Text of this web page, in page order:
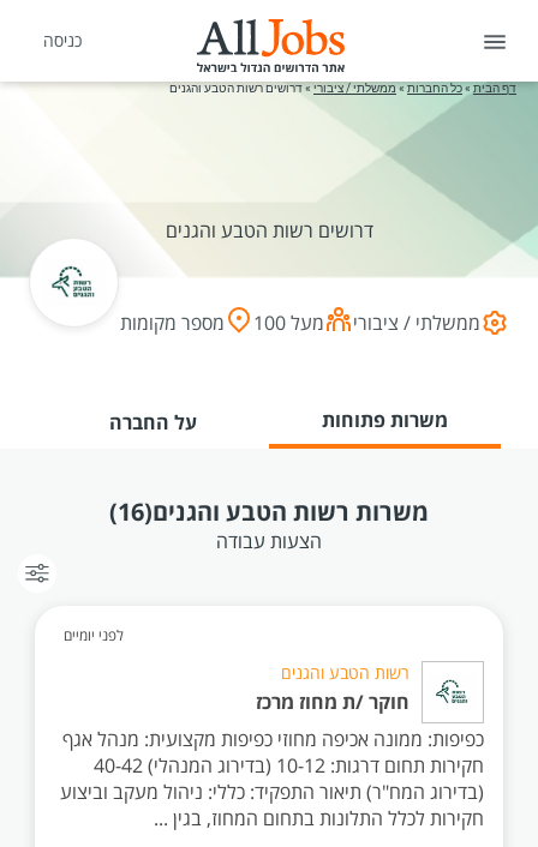
כניסה
דף הבית »כל החברות » ממשלתי / ציבורי »דרושים רשות הטבע והגנים
דרושים רשות הטבע והגנים
ממשלתי / ציבורי מעל 100 מספר מקומות
משרות פתוחות על החברה
משרות רשות הטבע והגנים(16)
הצעות עבודה
לפני יומיים
רשות הטבע והגנים
חוקר /ת מחוז מרכז
כפיפות: ממונה אכיפה מחוזי כפיפות מקצועית: מנהל אגף
חקירות תחום דרגות: 10-12 (בדירוג המנהלי) 40-42
(בדירוג המח"ר) תיאור התפקיד: כללי: ניהול מעקב וביצוע
חקירות לכלל התלונות בתחום המחוז, בגין ...